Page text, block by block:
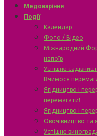
Медоваріння
Події
Календар
Фото / Відео
Міжнародний
напоїв
Успішне
Вчимося
Ягідництво і
перемагати!
Ягідництво і
Овочівництво та
Успішне